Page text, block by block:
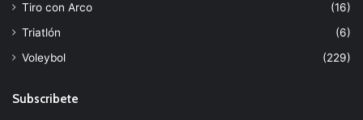
Tiro con Arco
(16)
Triatlón
(6)
Voleybol
(229)
Subscribete